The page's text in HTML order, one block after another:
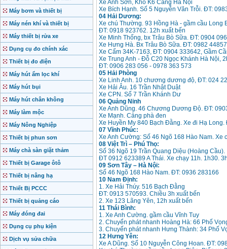
Máy bơm và thiết bị
Máy nén khí và thiết bị
Máy thiết bị rửa xe
Dụng cụ đo chính xác
Thiết bị đo điện
Máy hút ẩm lọc khí
Máy hút bụi
Máy hút chân không
Máy làm mộc
Máy Nông Nghiệp
Thiết bị phun sơn
Máy chà sàn giặt thảm
Thiết bị Garage ôtô
Thiết bị nâng hạ
Thiết Bị PCCC
Thiết bị quảng cáo
Máy đóng đai
Dụng cụ phụ kiện
Dịch vụ sửa chữa
Xe Anh Sơn, Kho K6 Cảng Hà Nội
Xe Bích Hạnh. Số 5 Nguyễn Văn Trỗi. ĐT:
04 Hải Dương:
Xe chú Thường. 93 Hồng Hà - gầm cầu Long
ĐT: 0918 923762. 12h xuất bến
Xe Minh Thống, bx Trâu Bò Sữa. ĐT: 0904
Xe Hưng Hà. Bx Trâu Bò Sữa. ĐT: 0982
Xe Cẩm 34K-7163, ĐT: 0904 333642, Gầm
Xe Trung Anh - Đỗ C20 Ngọc Khánh Hà Nội,
ĐT: 0906 283 056 - 0978 363 573
05 Hải Phòng
Xe Linh Anh. 10 chương dương độ, ĐT: 024
Xe Hải Âu. 16 Trần Nhật Duật
Xe CPN. Số 7 Trần Khánh Dư
06 Quảng Ninh
Xe Anh Dũng. 46 Chương Dương Độ. ĐT:
Xe Mạnh. Cảng phà đen
Xe Huyền My 840 Bạch Đằng. Xe đi Hạ Long.
07 Vĩnh Phúc:
Xe Anh Cường: Số 46 Ngõ 168 Hào Nam. Xe
08 Việt Trì – Phú Thọ:
Số 36 Ngõ 19 Trần Quang Diệu (Hoàng Cầu).
ĐT 0912 623389 A Thái. Xe chạy 11h. 1h30.
09 Sơn Tây – Hà Nội:
Số 46 Ngõ 168 Hào Nam. ĐT: 0936 283166
10 Nam Định:
1. Xe Hải Thúy. 516 Bạch Đằng
ĐT: 0913 570593. Chiều 3h xuất bến
2. Xe 123 Lãng Yên, 12h xuất bến
11 Thái Bình:
1. Xe Anh Cường. gầm cầu Vĩnh Tuy
2. Chuyển phát nhanh Hoàng Hà: 66 Phố
3. Chuyến phát nhanh Hưng Thành: 34 Phố
12 Hưng Yên:
Xe A Dũng. Số 10 Nguyễn Công Hoan. ĐT: